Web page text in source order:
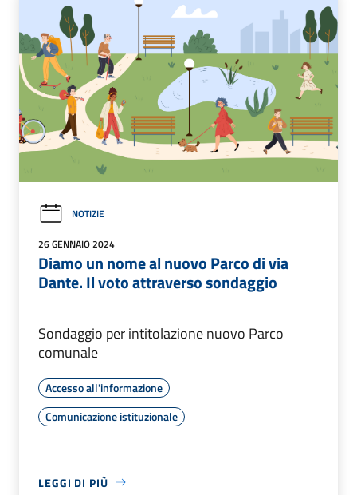
NOTIZIE
26 GENNAIO 2024
Diamo un nome al nuovo Parco di via
Dante. Il voto attraverso sondaggio
Sondaggio per intitolazione nuovo Parco
comunale
Accesso all'informazione
Comunicazione istituzionale
LEGGI DI PIÙ